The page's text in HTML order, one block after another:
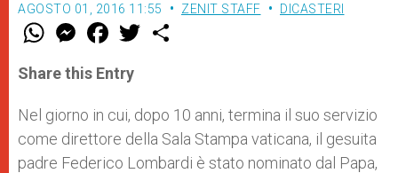
AGOSTO 01, 2016 11:55 ZENIT STAFF DICASTERI
W
t
s
p
p
M
e
s
e
g
e
r
F
a
e
b
o
k
w
r
Share this Entry
Nel giorno in cui, dopo 10 anni, termina il suo servizio
come direttore della Sala Stampa vaticana, il gesuita
padre Federico Lombardi è stato nominato dal Papa,